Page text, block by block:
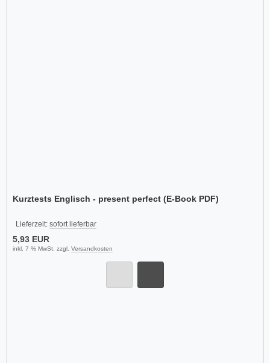
Kurztests Englisch - present perfect (E-Book PDF)
Lieferzeit: sofort lieferbar
5,93 EUR
inkl. 7 % MwSt. zzgl. Versandkosten